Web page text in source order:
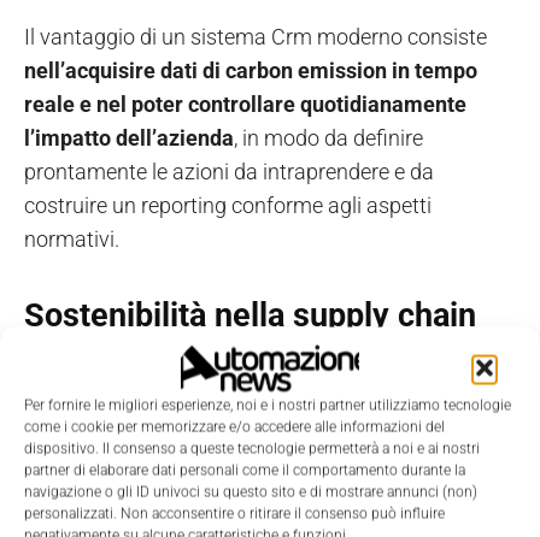
Per fornire le migliori esperienze, noi e i nostri partner utilizziamo tecnologie
come i cookie per memorizzare e/o accedere alle informazioni del
dispositivo. Il consenso a queste tecnologie permetterà a noi e ai nostri
partner di elaborare dati personali come il comportamento durante la
navigazione o gli ID univoci su questo sito e di mostrare annunci (non)
personalizzati. Non acconsentire o ritirare il consenso può influire
Il vantaggio di un sistema Crm moderno consiste
nell’acquisire dati di carbon emission in tempo
realee nel poter controllare quotidianamente
l’impatto dell’azienda, in modo da definire
prontamente le azioni da intraprendere e da
costruire un reporting conforme agli aspetti
normativi.
Sostenibilità nella supply chain
La base di qualsiasi processo produttivo è la
supply
chain, che oggi, grazie alla digitalizzazione dei
processi, può supportare l’aziendain un percorso di
economia circolare. Infatti le imprese sono alla
ricerca di un modello sostenibile in grado di